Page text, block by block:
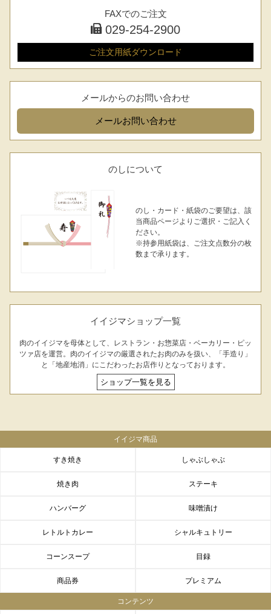
お中元ハムギフ
ト
結婚内祝い
長寿祝い 高級肉ギフト 法人ギフト
LINEギフト ふるさと納税
FAXでのご注文
029-254-2900
ご注文用紙ダウンロード
メールからのお問い合わせ
メールお問い合わせ
のしについて
のし・カード・紙袋のご要望は、該
当商品ページよりご選択・ご記入く
ださい。
※持参用紙袋は、ご注文点数分の枚
数まで承ります。
イイジマショップ一覧
肉のイイジマを母体として、レストラン・お惣菜店・ベーカリー・ピッ
ツァ店を運営。肉のイイジマの厳選されたお肉のみを扱い、「手造り」
と「地産地消」にこだわったお店作りとなっております。
ショップ一覧を見る
イイジマ商品
すき焼き しゃぶしゃぶ
焼き肉 ステーキ
ハンバーグ 味噌漬け
レトルトカレー シャルキュトリー
コーンスープ 目録
商品券 プレミアム
コンテンツ